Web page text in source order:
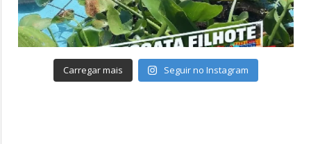
Carregar mais Seguir no Instagram